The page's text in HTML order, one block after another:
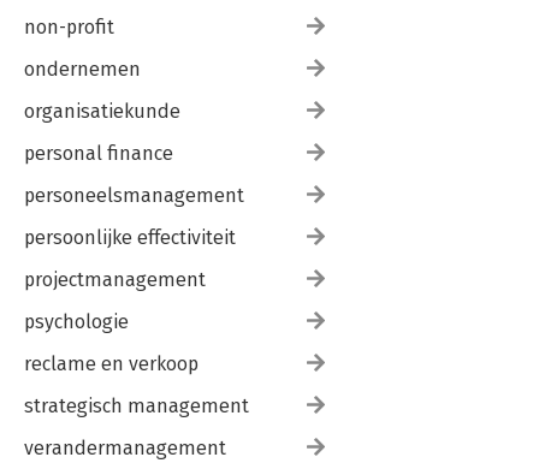
non-profit
ondernemen
organisatiekunde
personal finance
personeelsmanagement
persoonlijke effectiviteit
projectmanagement
psychologie
reclame en verkoop
strategisch management
verandermanagement